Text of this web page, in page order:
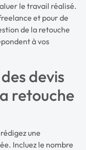
le travail réalisé.
et pour de
de la retouche
à vos
devis
retouche
une
Incluez le nombre